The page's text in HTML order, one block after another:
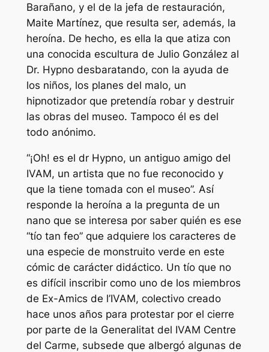
Barañano, y el de la jefa de restauración,
Maite Martínez, que resulta ser, además, la
heroína. De hecho, es ella la que atiza con
una conocida escultura de Julio González al
Dr. Hypno desbaratando, con la ayuda de
los niños, los planes del malo, un
hipnotizador que pretendía robar y destruir
las obras del museo. Tampoco él es del
todo anónimo.
“¡Oh! es el dr Hypno, un antiguo amigo del
IVAM, un artista que no fue reconocido y
que la tiene tomada con el museo”. Así
responde la heroína a la pregunta de un
nano que se interesa por saber quién es ese
“tío tan feo” que adquiere los caracteres de
una especie de monstruito verde en este
cómic de carácter didáctico. Un tío que no
es difícil inscribir como uno de los miembros
de Ex-Amics de l’IVAM, colectivo creado
hace unos años para protestar por el cierre
por parte de la Generalitat del IVAM Centre
del Carme, subsede que albergó algunas de